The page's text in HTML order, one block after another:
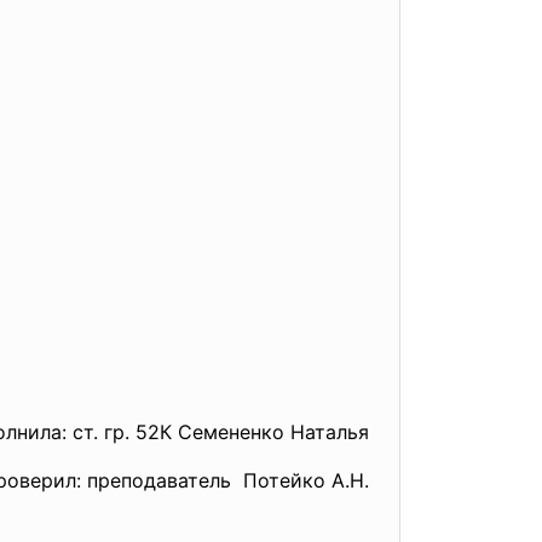
ст. гр. 52К Семененко Наталья
преподаватель Потейко А.Н.